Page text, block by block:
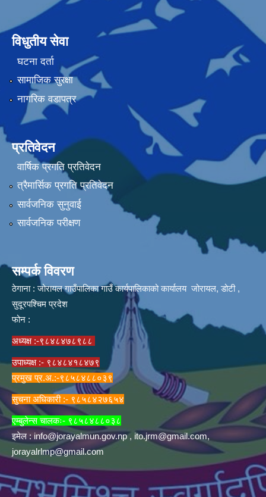
विधुतीय सेवा
घटना दर्ता
सामाजिक सुरक्षा
नागरिक वडापत्र
प्रतिवेदन
वार्षिक प्रगति प्रतिवेदन
त्रैमार्सिक प्रगति प्रतिवेदन
सार्वजनिक सुनुवाई
सार्वजनिक परीक्षण
सम्पर्क विवरण
ठेगाना : जोरायल गाउँपालिका गाउँ कार्यपालिकाको कार्यालय जोरायल, डोटी ,
सुदूरपश्चिम प्रदेश
फोन :
अध्यक्ष :-९८४८४७८९८८
उपाध्यक्ष :- ९८४८४१८४७९
प्रमुख प्र.अ.:-९८५८४८८०३९
सुचना अधिकारी :- ९८५८४२७६५४
एम्बुलेन्स चालकः- ९८५८४८८०३८
इमेल : info@jorayalmun.gov.np, ito.jrm@gmail.com,
jorayalrlmp@gmail.com